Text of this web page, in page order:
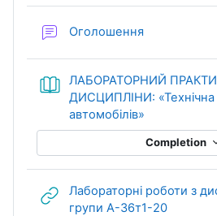
Оголошення
ЛАБОРАТОРНИЙ
ДИСЦИПЛІНИ: «Технічна
автомобілів»
Completion
Лабораторні роботи з
групи А-36т1-20URL